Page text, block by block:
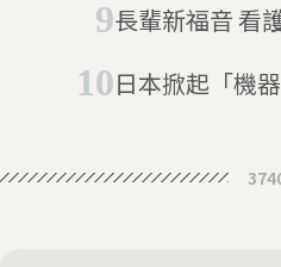
長輩新福音 看
日本掀起「機器